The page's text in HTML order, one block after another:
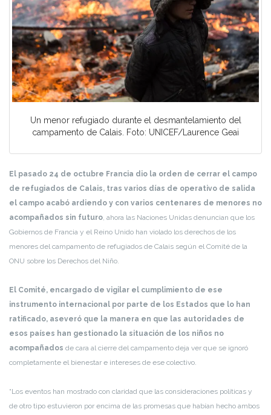
Un menor refugiado durante el desmantelamiento del
campamento de Calais. Foto: UNICEF/Laurence Geai
El pasado 24 de octubre Francia dio la orden de cerrar el campo
de refugiados de Calais, tras varios días de operativo de salida
el campo acabó ardiendo y con varios centenares de menores no
acompañados sin futuro , ahora las Naciones Unidas denuncian que los
Gobiernos de Francia y el Reino Unido han violado los derechos de los
menores del campamento de refugiados de Calais según el Comité de la
ONU sobre los Derechos del Niño.
El Comité, encargado de vigilar el cumplimiento de ese
instrumento internacional por parte de los Estados que lo han
ratificado, aseveró que la manera en que las autoridades de
esos países han gestionado la situación de los niños no
acompañados de cara al cierre del campamento deja ver que se ignoró
completamente el bienestar e intereses de ese colectivo.
“Los eventos han mostrado con claridad que las consideraciones políticas y
de otro tipo estuvieron por encima de las promesas que habían hecho ambos